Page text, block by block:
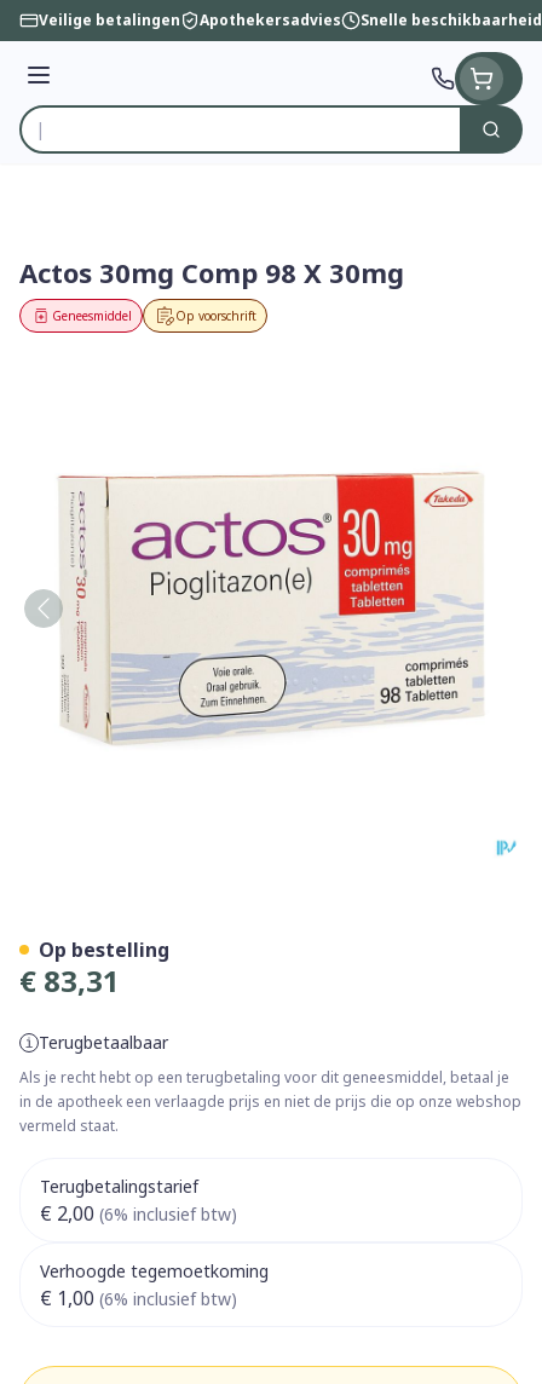
Ga naar de inhoud
Veilige betalingen Apothekersadvies Snelle beschikbaarheid
Menu
Product, merk, categorie...
Zoek
Actos 30mg Comp 98 X 30mg
Op voorschrift
Geneesmiddel
€ 83,31
Terugbetaalbaar
Als je recht hebt op een terugbetaling voor dit geneesmiddel, betaal je
in de apotheek een verlaagde prijs en niet de prijs die op onze webshop
vermeld staat.
Terugbetalingstarief
€ 2,00 (6% inclusief btw)
Verhoogde tegemoetkoming
€ 1,00 (6% inclusief btw)
Op bestelling